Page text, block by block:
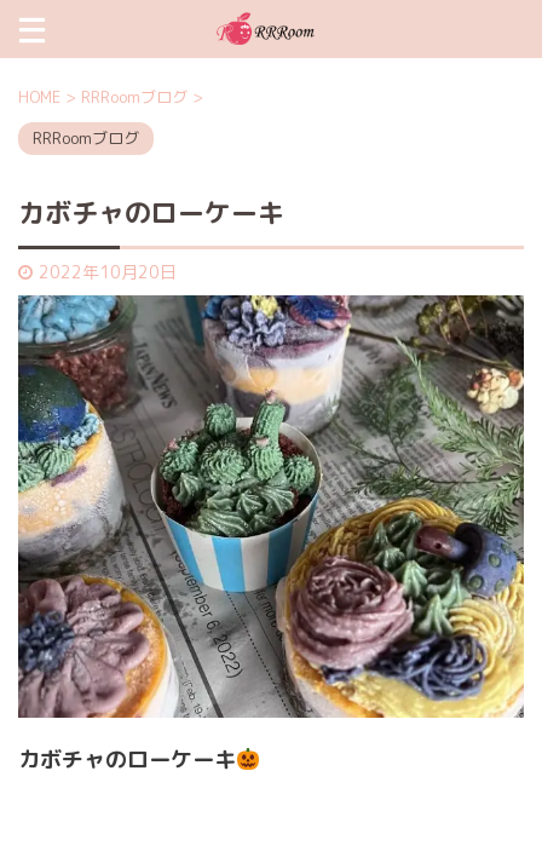
HOME > RRRoomブログ >
RRRoomブログ
カボチャのローケーキ
2022年10月20日
カボチャのローケーキ